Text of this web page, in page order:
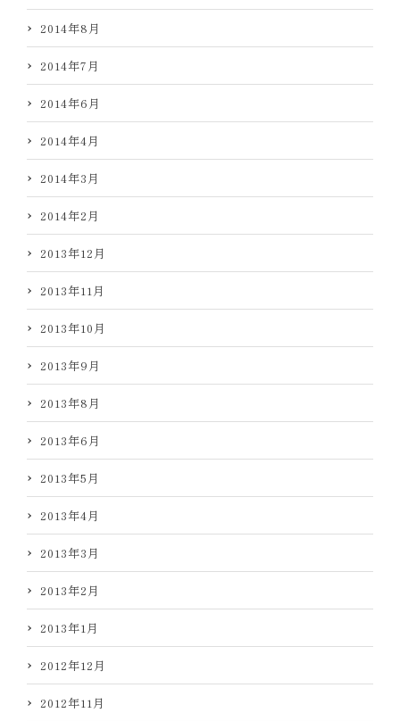
2014年8月
2014年7月
2014年6月
2014年4月
2014年3月
2014年2月
2013年12月
2013年11月
2013年10月
2013年9月
2013年8月
2013年6月
2013年5月
2013年4月
2013年3月
2013年2月
2013年1月
2012年12月
2012年11月